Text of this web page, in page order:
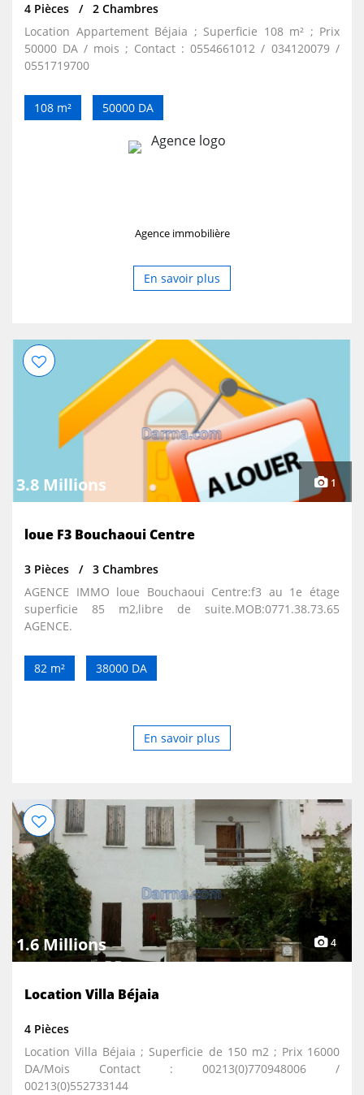
4 Pièces
2 Chambres
Location Appartement Béjaia ; Superficie 108 m² ; Prix
50000 DA / mois ; Contact : 0554661012 / 034120079 /
0551719700
108 m² 50000 DA
Agence immobilière
En savoir plus
3.8 Millions 1
loue F3 Bouchaoui Centre
3 Pièces
3 Chambres
AGENCE IMMO loue Bouchaoui Centre:f3 au 1e étage
superficie 85 m2,libre de suite.MOB:0771.38.73.65
AGENCE.
82 m² 38000 DA
En savoir plus
1.6 Millions 4
Location Villa Béjaia
4 Pièces
Location Villa Béjaia ; Superficie de 150 m2 ; Prix 16000
DA/Mois Contact : 00213(0)770948006 /
00213(0)552733144